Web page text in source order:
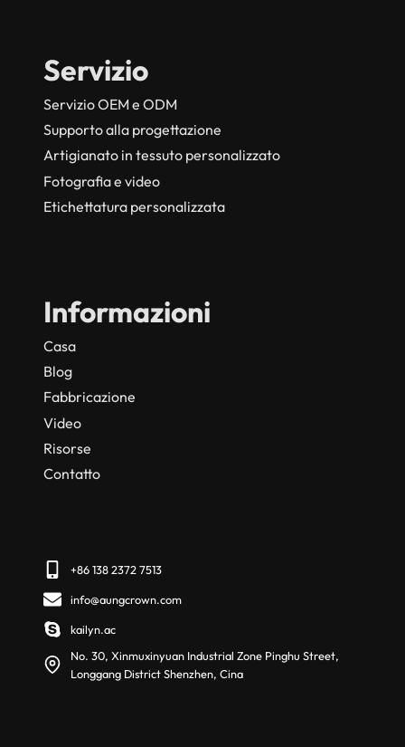
Servizio
Servizio OEM e ODM
Supporto alla progettazione
Artigianato in tessuto personalizzato
Fotografia e video
Etichettatura personalizzata
Informazioni
Casa
Blog
Fabbricazione
Video
Risorse
Contatto
+86 138 2372 7513
info@aungcrown.com
kailyn.ac
No. 30, Xinmuxinyuan Industrial Zone Pinghu Street,
Longgang District Shenzhen, Cina